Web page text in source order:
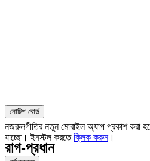
নোটিশ বোর্ড
নজরুলগীতির নতুন মোবাইল অ্যাপ প্রকাশ করা
যাচ্ছে। ইনস্টল করতেক্লিক করুন।
রাগ-প্রধান